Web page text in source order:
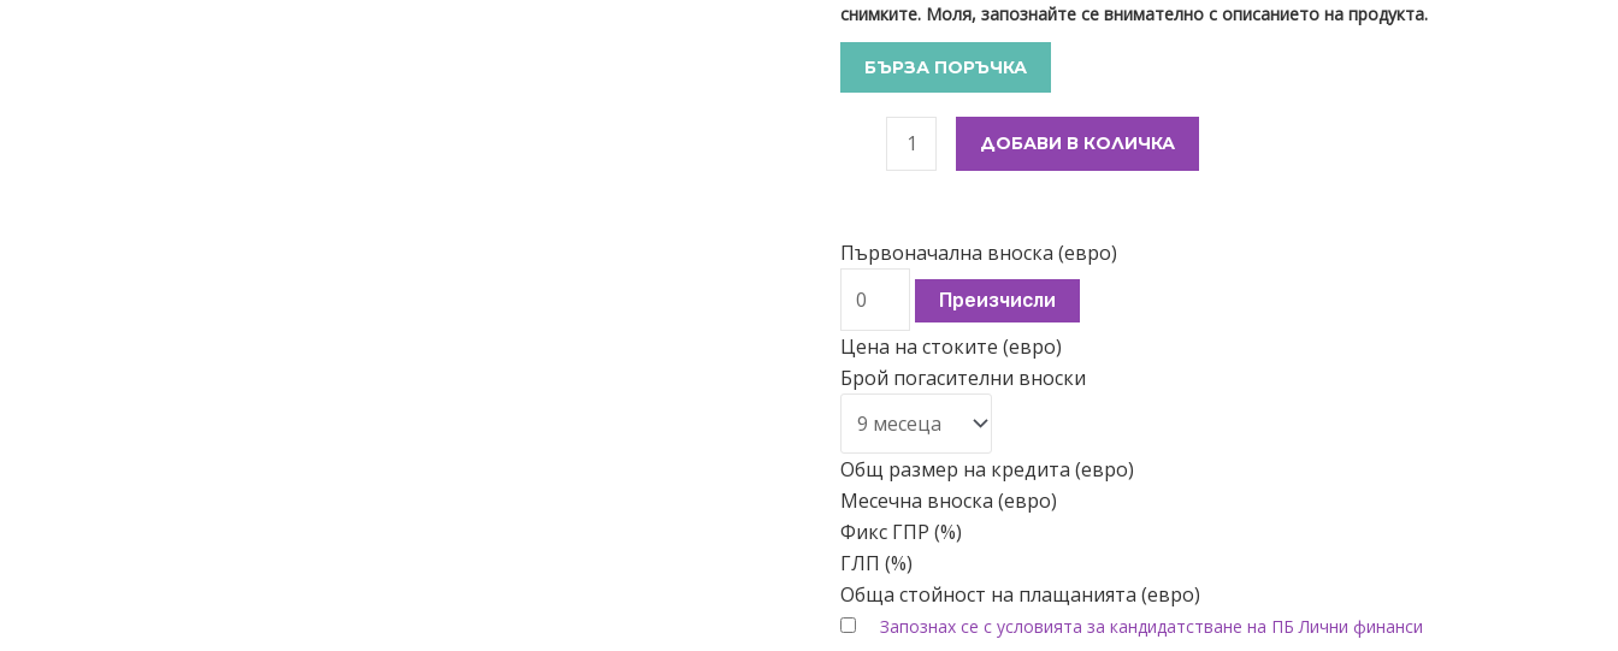
снимките. Моля, запознайте се внимателно с описанието на продукта.
БЪРЗА ПОРЪЧКА
ДОБАВИ В КОЛИЧКА
Първоначална вноска (евро)
Преизчисли
Цена на стоките (евро)
Брой погасителни вноски
Общ размер на кредита (евро)
Месечна вноска (евро)
Фикс ГПР (%)
ГЛП (%)
Обща стойност на плащанията (евро)
Запознах се с условията за кандидатстване на ПБ Лични финанси